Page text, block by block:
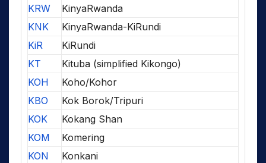
KRW
KinyaRwanda
KNK
KinyaRwanda-KiRundi
KiR
KiRundi
KT
Kituba (simplified Kikongo)
KOH
Koho/Kohor
KBO
Kok Borok/Tripuri
KOK
Kokang Shan
KOM
Komering
KON
Konkani